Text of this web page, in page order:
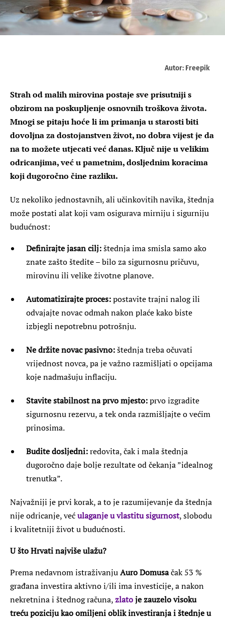
Autor: Freepik
Strah od malih mirovina postaje sve prisutniji s
obzirom na poskupljenje osnovnih troškova života.
Mnogi se pitaju hoće li im primanja u starosti biti
dovoljna za dostojanstven život, no dobra vijest je da
na to možete utjecati već danas. Ključ nije u velikim
odricanjima, već u pametnim, dosljednim koracima
koji dugoročno čine razliku.
Uz nekoliko jednostavnih, ali učinkovitih navika, štednja
može postati alat koji vam osigurava mirniju i sigurniju
budućnost:
Definirajte jasan cilj:štednja ima smisla samo ako
znate zašto štedite – bilo za sigurnosnu pričuvu,
mirovinu ili velike životne planove.
Automatizirajte proces:postavite trajni nalog ili
odvajajte novac odmah nakon plaće kako biste
izbjegli nepotrebnu potrošnju.
Ne držite novac pasivno:štednja treba očuvati
vrijednost novca, pa je važno razmišljati o opcijama
koje nadmašuju inflaciju.
Stavite stabilnost na prvo mjesto:prvo izgradite
sigurnosnu rezervu, a tek onda razmišljajte o većim
prinosima.
Budite dosljedni:redovita, čak i mala štednja
dugoročno daje bolje rezultate od čekanja ”idealnog
trenutka”.
Najvažniji je prvi korak, a to je razumijevanje da štednja
nije odricanje, većulaganje u vlastitu sigurnost, slobodu
i kvalitetniji život u budućnosti.
U što Hrvati najviše ulažu?
Prema nedavnom istraživanjuAuro Domusačak 53 %
građana investira aktivno i/ili ima investicije, a nakon
nekretnina i štednog računa,zlatoje zauzelo visoku
treću poziciju kao omiljeni oblik investiranja i štednje u